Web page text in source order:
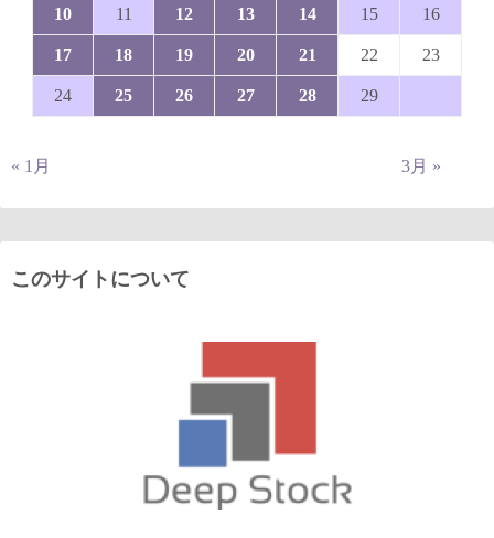
10 11 12 13 14 15 16
17 18 19 20 21 22 23
24 25 26 27 28 29
« 1月 3月 »
このサイトについて